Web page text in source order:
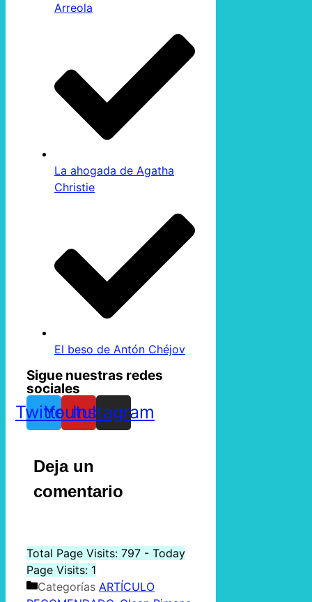
Arreola
La ahogada de Agatha
Christie
El beso de Antón Chéjov
Sigue nuestras redes
sociales
TwitterYoutube
Instagram
Deja un
comentario
Total Page Visits: 797 - Today
Page Visits: 1
Categorías ARTÍCULO